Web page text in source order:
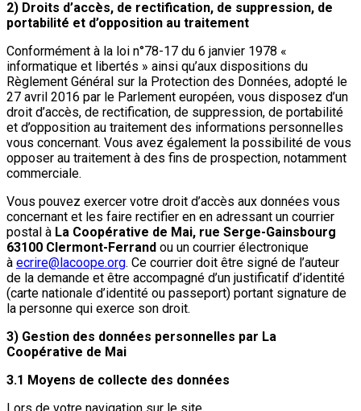
2) Droits d’accès, de rectification, de suppression, de
portabilité et d’opposition au traitement
Conformément à la loi n°78-17 du 6 janvier 1978 «
informatique et libertés » ainsi qu’aux dispositions du
Règlement Général sur la Protection des Données, adopté le
27 avril 2016 par le Parlement européen, vous disposez d’un
droit d’accès, de rectification, de suppression, de portabilité
et d’opposition au traitement des informations personnelles
vous concernant. Vous avez également la possibilité de vous
opposer au traitement à des fins de prospection, notamment
commerciale.
Vous pouvez exercer votre droit d’accès aux données vous
concernant et les faire rectifier en en adressant un courrier
postal à La Coopérative de Mai, rue Serge-Gainsbourg
63100 Clermont-Ferrand ou un courrier électronique
à ecrire@lacoope.org. Ce courrier doit être signé de l’auteur
de la demande et être accompagné d’un justificatif d’identité
(carte nationale d’identité ou passeport) portant signature de
la personne qui exerce son droit.
3) Gestion des données personnelles par La
Coopérative de Mai
3.1 Moyens de collecte des données